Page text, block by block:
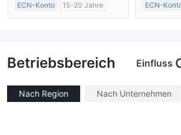
ECN-Konto
15-20 Jahre
ECN-
MT4-
Betriebsbereich Einfluss
Nach Region Nach Unternehmen